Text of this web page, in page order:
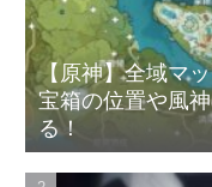
【原神】全域マ
宝箱の位置や風
る！